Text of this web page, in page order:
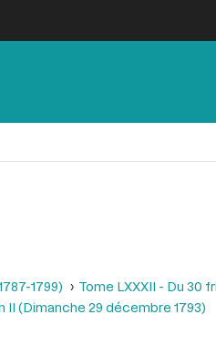
1799)
Tome LXXXII - Du 30
II (Dimanche 29 décembre 1793)